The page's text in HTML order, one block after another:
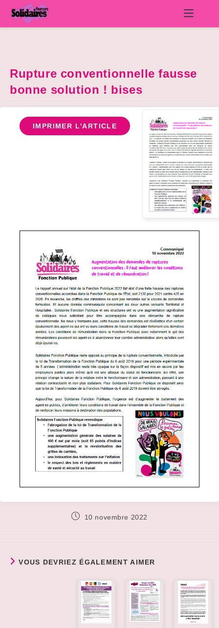
Rupture conventionnelle fausse
bonne solution ! bises
IMPRIMER L'ARTICLE
Publication
10 novembre 2022
VOUS DEVRIEZ ÉGALEMENT AIMER